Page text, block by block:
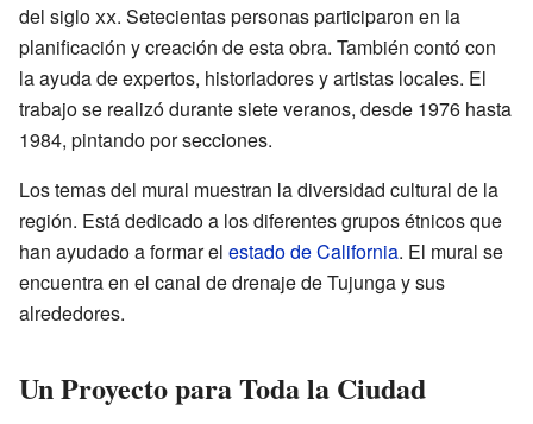
del sigloxx. Setecientas personas participaron en la
planificación y creación de esta obra. También contó con
la ayuda de expertos, historiadores y artistas locales. El
trabajo se realizó durante siete veranos, desde 1976 hasta
1984, pintando por secciones.
Los temas del mural muestran la diversidad cultural de la
región. Está dedicado a los diferentes grupos étnicos que
han ayudado a formar el estado de California. El mural se
encuentra en el canal de drenaje de Tujunga y sus
alrededores.
Un Proyecto para Toda la Ciudad